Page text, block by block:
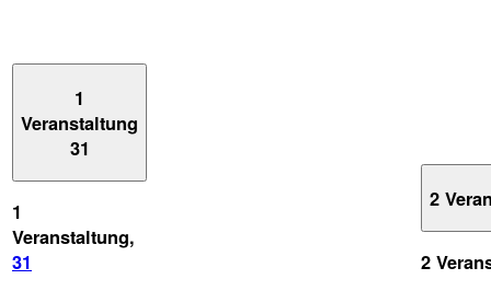
1
Veranstaltung
31
1
Veranstaltung,
31
2
2